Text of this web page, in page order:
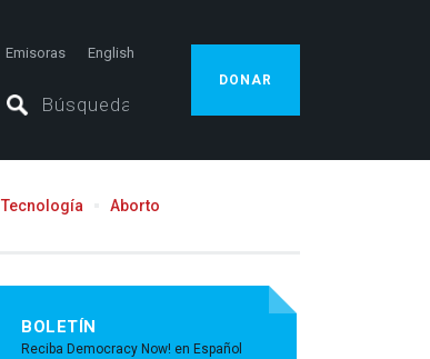
Emisoras English
DONAR
Tecnología Aborto
BOLETÍN
Reciba Democracy Now! en Español